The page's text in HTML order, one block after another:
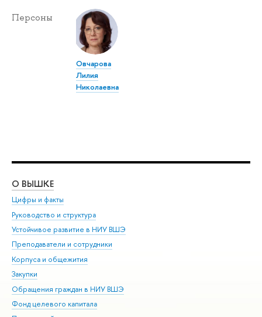
Персоны
Овчарова
Лилия
Николаевна
О ВЫШКЕ
Цифры и факты
Руководство и структура
Устойчивое развитие в НИУ ВШЭ
Преподаватели и сотрудники
Корпуса и общежития
Закупки
Обращения граждан в НИУ ВШЭ
Фонд целевого капитала